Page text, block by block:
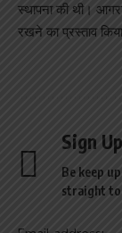
स्थापना की थी।
रखने का प्रस्ताव
Sign
Be keep
straight